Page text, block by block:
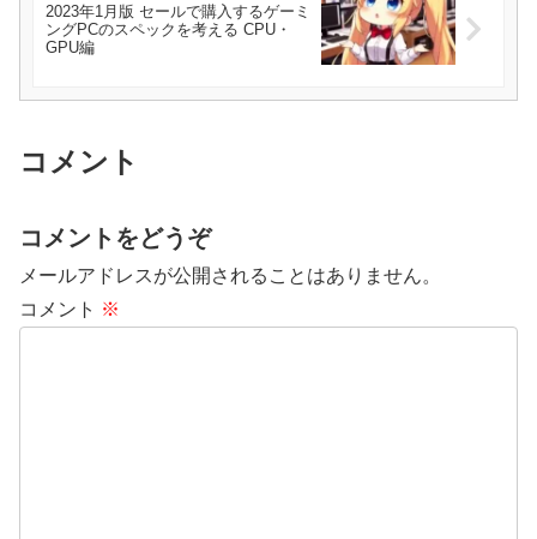
2023年1月版 セールで購入するゲーミ
ングPCのスペックを考える CPU・
GPU編
コメント
コメントをどうぞ
メールアドレスが公開されることはありません。
コメント ※